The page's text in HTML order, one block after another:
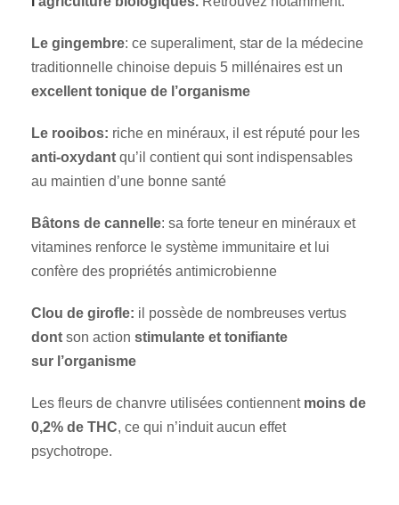
Le gingembre: ce superaliment, star de la médecine
traditionnelle chinoise depuis 5 millénaires est un
excellent tonique de l’organisme
Le rooibos: riche en minéraux, il est réputé pour les
anti-oxydant qu’il contient qui sont indispensables
au maintien d’une bonne santé
Bâtons de cannelle: sa forte teneur en minéraux et
vitamines renforce le système immunitaire et lui
confère des propriétés antimicrobienne
Clou de girofle: il possède de nombreuses vertus
dont son action stimulante et tonifiante
sur l’organisme
Les fleurs de chanvre utilisées contiennent moins de
0,2% de THC, ce qui n’induit aucun effet
psychotrope.